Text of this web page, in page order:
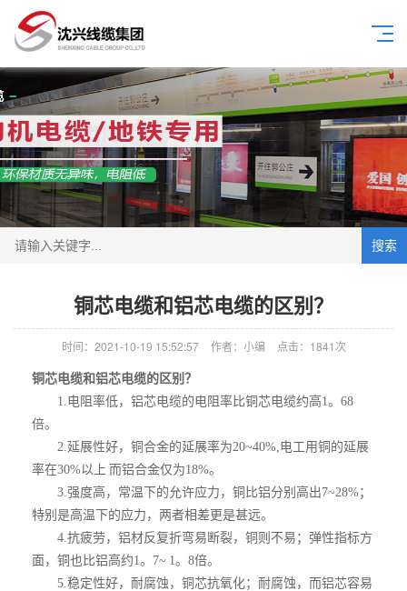
搜索
铜芯电缆和铝芯电缆的区别？
时间：2021-10-19 15:52:57 作者：小编 点击： 1841次
铜芯电缆和铝芯电缆的区别？
1.电阻率低，铝芯电缆的电阻率比铜芯电缆约高1。68
倍。
2.延展性好，铜合金的延展率为20~40%,电工用铜的延展
率在30%以上 而铝合金仅为18%。
3.强度高，常温下的允许应力，铜比铝分别高出7~28%；
特别是高温下的应力，两者相差更是甚远。
4.抗疲劳，铝材反复折弯易断裂，铜则不易；弹性指标方
面，铜也比铝高约1。7~ 1。8倍。
5.稳定性好，耐腐蚀，铜芯抗氧化；耐腐蚀，而铝芯容易